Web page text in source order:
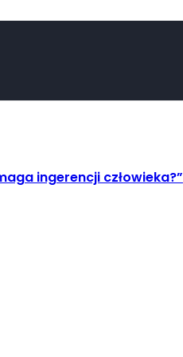
ingerencji człowieka?”